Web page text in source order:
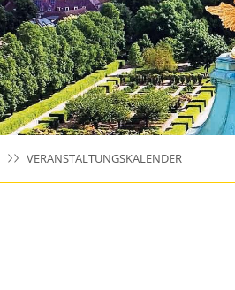
VERANSTALTUNGSKALENDER